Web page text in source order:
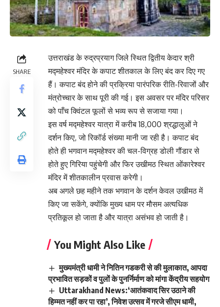
SHARE
उत्तराखंड के रुद्रप्रयाग जिले स्थित द्वितीय केदार श्री
मद्महेश्वर मंदिर के कपाट शीतकाल के लिए बंद कर दिए गए
हैं। कपाट बंद होने की प्रक्रिया पारंपरिक रीति-रिवाजों और
मंत्रोच्चार के साथ पूरी की गई। इस अवसर पर मंदिर परिसर
को पाँच क्विंटल फूलों से भव्य रूप से सजाया गया।
इस वर्ष मद्महेश्वर यात्रा में करीब 18,000 श्रद्धालुओं ने
दर्शन किए, जो रिकॉर्ड संख्या मानी जा रही है। कपाट बंद
होते ही भगवान मद्महेश्वर की चल-विग्रह डोली गौंडार से
होते हुए गिरिया पहुंचेगी और फिर उखीमठ स्थित ओंकारेश्वर
मंदिर में शीतकालीन प्रवास करेगी।
अब अगले छह महीने तक भगवान के दर्शन केवल उखीमठ में
किए जा सकेंगे, क्योंकि मुख्य धाम पर मौसम अत्यधिक
प्रतिकूल हो जाता है और यात्रा असंभव हो जाती है।
You Might Also Like
मुख्यमंत्री धामी ने नितिन गडकरी से की मुलाकात, आपदा
प्रभावित सड़कों व पुलों के पुनर्निर्माण को मांगा केंद्रीय सहयोग
Uttarakhand News:‘आतंकवाद सिर उठाने की
हिम्मत नहीं कर पा रहा’, निवेश उत्सव में गरजे सीएम धामी,